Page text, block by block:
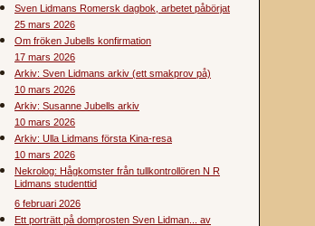
Sven Lidmans Romersk dagbok, arbetet påbörjat
25 mars 2026
Om fröken Jubells konfirmation
17 mars 2026
Arkiv: Sven Lidmans arkiv (ett smakprov på)
10 mars 2026
Arkiv: Susanne Jubells arkiv
10 mars 2026
Arkiv: Ulla Lidmans första Kina-resa
10 mars 2026
Nekrolog: Hågkomster från tullkontrollören N R
Lidmans studenttid
6 februari 2026
Ett porträtt på domprosten Sven Lidman... av